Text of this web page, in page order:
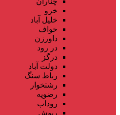
خرو
خلیل آباد
خواف
داورزن
در رود
درگز
دولت آباد
رباط سنگ
رشتخوار
رضویه
روداب
ریوش